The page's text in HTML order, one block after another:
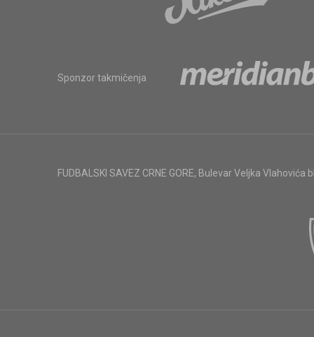
Sponzor takmičenja
FUDBALSKI SAVEZ CRNE GORE, Bulevar Veljka Vlahovića